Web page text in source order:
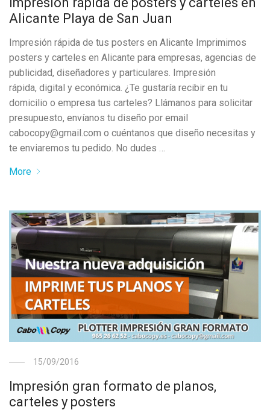
Alicante Playa de San Juan
Impresión rápida de tus posters en Alicante Imprimimos
posters y carteles en Alicante para empresas, agencias de
publicidad, diseñadores y particulares. Impresión
rápida, digital y económica. ¿Te gustaría recibir en tu
domicilio o empresa tus carteles? Llámanos para solicitar
presupuesto, envíanos tu diseño por email
cabocopy@gmail.com o cuéntanos que diseño necesitas y
te enviaremos tu pedido. No dudes …
More
15/09/2016
Impresión gran formato de planos,
carteles y posters